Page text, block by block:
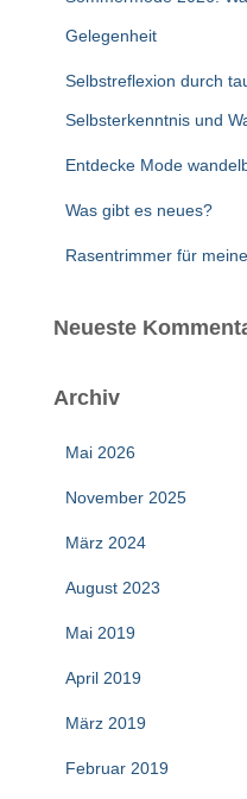
Gelegenheit
Selbstreflexion durch
Selbsterkenntnis und
Entdecke Mode
Was gibt es neues?
Rasentrimmer für
Neueste
Archiv
Mai 2026
November 2025
März 2024
August 2023
Mai 2019
April 2019
März 2019
Februar 2019